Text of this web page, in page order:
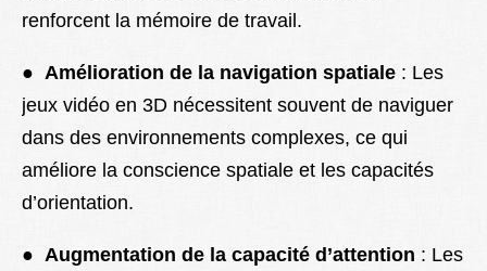
renforcent la mémoire de travail.
● Amélioration de la navigation spatiale : Les
jeux vidéo en 3D nécessitent souvent de naviguer
dans des environnements complexes, ce qui
améliore la conscience spatiale et les capacités
d’orientation.
● Augmentation de la capacité d’attention : Les